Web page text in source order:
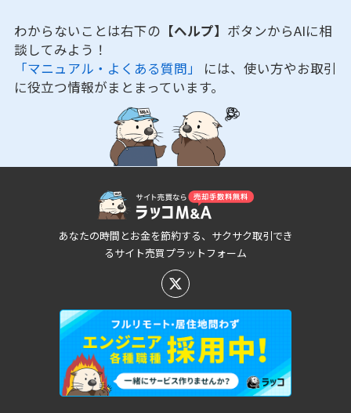
わからないことは右下の 【ヘルプ】 ボタンからAIに相
談してみよう！
「マニュアル・よくある質問」 には、使い方やお取引
に役立つ情報がまとまっています。
あなたの時間とお金を節約する、サクサク取引でき
るサイト売買プラットフォーム